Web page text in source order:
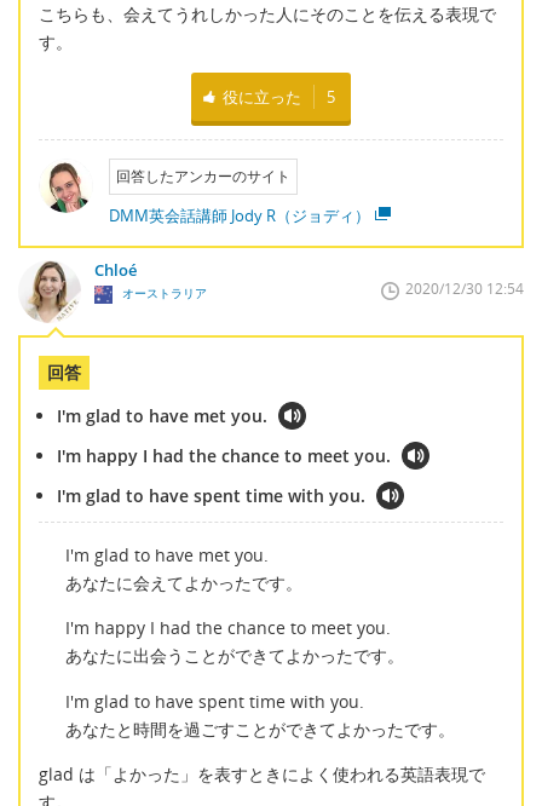
こちらも、会えてうれしかった人にそのことを伝える表現で
す。
役に立った 5
回答したアンカーのサイト
DMM英会話講師 Jody R（ジョディ）
Chloé
オーストラリア 2020/12/30 12:54
回答
I'm glad to have met you.
I'm happy I had the chance to meet you.
I'm glad to have spent time with you.
I'm glad to have met you.
あなたに会えてよかったです。
I'm happy I had the chance to meet you.
あなたに出会うことができてよかったです。
I'm glad to have spent time with you.
あなたと時間を過ごすことができてよかったです。
glad は「よかった」を表すときによく使われる英語表現で